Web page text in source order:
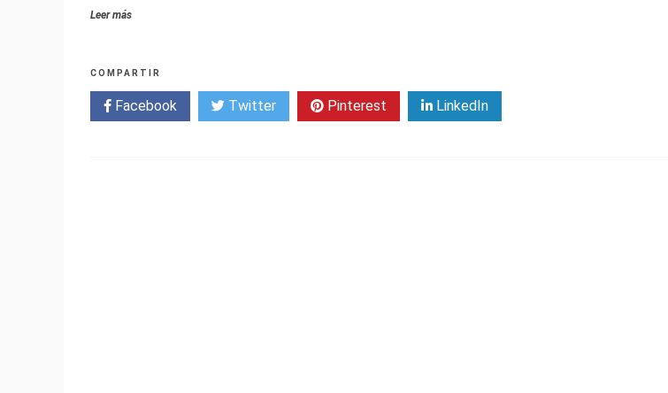
Leer más
COMPARTIR
Facebook Twitter Pinterest LinkedIn